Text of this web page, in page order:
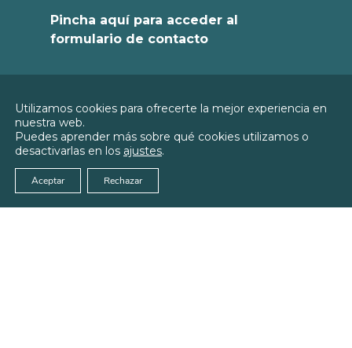
Pincha aquí para acceder al
formulario de contacto
© 2026 Colegio Oficial de Enfermería de
Teruel
Política de
Privacidad
Política de
Utilizamos cookies para ofrecerte la mejor experiencia en
nuestra web.
Puedes aprender más sobre qué cookies utilizamos o
desactivarlas en los ajustes.
Aceptar Rechazar